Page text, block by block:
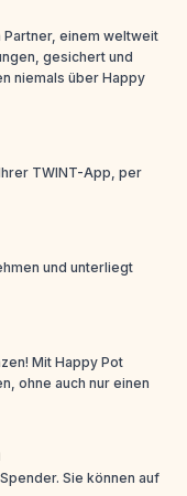
einem weltweit
gesichert und
niemals über Happy
TWINT-App, per
und unterliegt
Mit Happy Pot
ohne auch nur einen
Sie können auf